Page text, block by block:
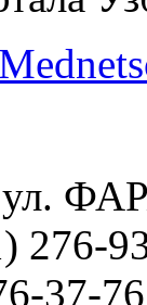
ул.
276-
37-76